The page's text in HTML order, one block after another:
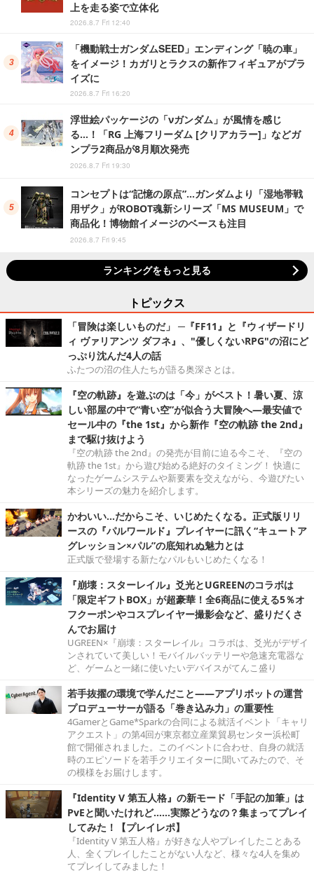
上を走る姿で立体化
2026.8.7 Fri 12:40
「機動戦士ガンダムSEED」エンディング「暁の車」
をイメージ！カガリとラクスの新作フィギュアがプラ
イズに
2026.8.7 Fri 16:20
浮世絵パッケージの「νガンダム」が風情を感じ
る…！「RG 上海フリーダム [クリアカラー]」などガ
ンプラ2商品が8月順次発売
2026.8.7 Fri 19:30
コンセプトは“記憶の原点”…ガンダムより「湿地帯戦
用ザク」がROBOT魂新シリーズ「MS MUSEUM」で
商品化！博物館イメージのベースも注目
2026.8.7 Fri 9:45
ランキングをもっと見る
トピックス
「冒険は楽しいものだ」 ─『FF11』と『ウィザードリ
ィ ヴァリアンツ ダフネ』、"優しくないRPG"の沼にど
っぷり沈んだ4人の話
ふたつの沼の住人たちが語る奥深さとは。
『空の軌跡』を遊ぶのは「今」がベスト！暑い夏、涼
しい部屋の中で“青い空”が似合う大冒険へ―最安値で
セール中の『the 1st』から新作『空の軌跡 the 2nd』
まで駆け抜けよう
『空の軌跡 the 2nd』の発売が目前に迫る今こそ、『空の
軌跡 the 1st』から遊び始める絶好のタイミング！ 快適に
なったゲームシステムや新要素を交えながら、今遊びたい
本シリーズの魅力を紹介します。
かわいい…だからこそ、いじめたくなる。正式版リリ
ースの『パルワールド』プレイヤーに訊く“キュートア
グレッション×パル”の底知れぬ魅力とは
正式版で登場する新たなパルもいじめたくなる！
『崩壊：スターレイル』爻光とUGREENのコラボは
「限定ギフトBOX」が超豪華！全6商品に使える5％オ
フクーポンやコスプレイヤー撮影会など、盛りだくさ
んでお届け
UGREEN×『崩壊：スターレイル』コラボは、爻光がデザイ
ンされていて美しい！モバイルバッテリーや急速充電器な
ど、ゲームと一緒に使いたいデバイスがてんこ盛り
若手抜擢の環境で学んだこと――アプリボットの運営
プロデューサーが語る「巻き込み力」の重要性
4GamerとGame*Sparkの合同による就活イベント「キャリ
アクエスト」の第4回が東京都立産業貿易センター浜松町
館で開催されました。このイベントに合わせ、自身の就活
時のエピソードを若手クリエイターに聞いてみたので、そ
の模様をお届けします。
『Identity V 第五人格』の新モード「手記の加筆」は
PvEと聞いたけれど……実際どうなの？集まってプレイ
してみた！【プレイレポ】
『Identity V 第五人格』が好きな人やプレイしたことある
人、全くプレイしたことがない人など、様々な4人を集め
てプレイしてみました！